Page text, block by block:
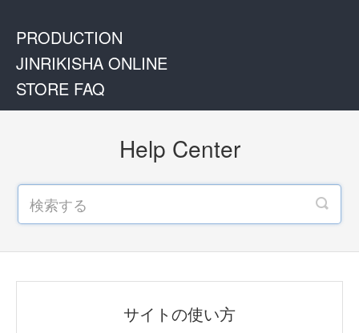
PRODUCTION
JINRIKISHA ONLINE
STORE FAQ
Help Center
サイトの使い方